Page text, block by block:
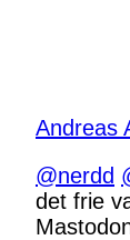
Andreas
@nerdd
det frie